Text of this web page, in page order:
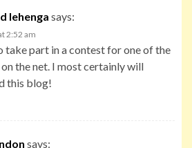
lehenga says:
2:52 am
take part in a contest for one of the
the net. I most certainly will
this blog!
says: